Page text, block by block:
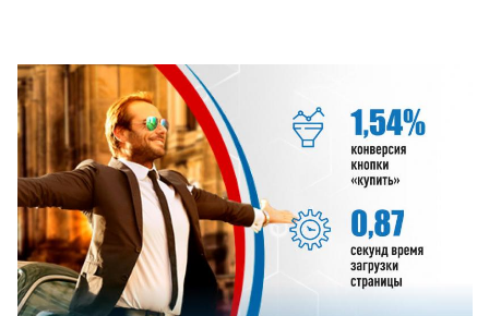
Смотреть проект